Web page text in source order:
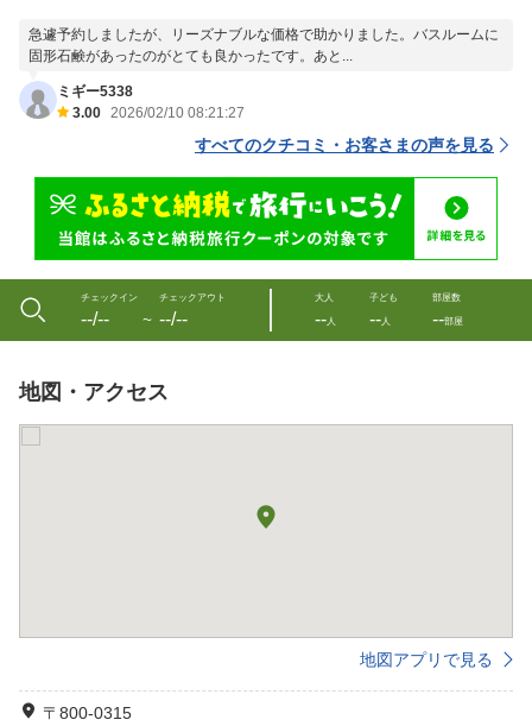
急遽予約しましたが、リーズナブルな価格で助かりました。バスルームに
固形石鹸があったのがとても良かったです。あと...
ミギー5338
3.00 2026/02/10 08:21:27
すべてのクチコミ・お客さまの声を見る
チェックイン
--/-- 〜
チェックアウト
--/--
大人
--人
子ども
--人
部屋数
--部屋
地図・アクセス
地図アプリで見る
〒800-0315